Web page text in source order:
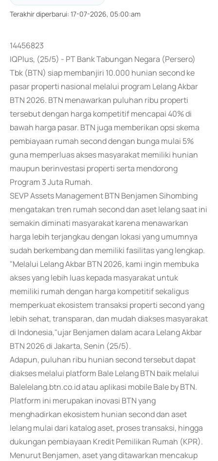
Terakhir diperbarui: 17-07-2026, 05:00:am
14456823
IQPlus, (25/5) - PT Bank Tabungan Negara (Persero)
Tbk (BTN) siap membanjiri 10.000 hunian second ke
pasar properti nasional melalui program Lelang Akbar
BTN 2026. BTN menawarkan puluhan ribu properti
tersebut dengan harga kompetitif mencapai 40% di
bawah harga pasar. BTN juga memberikan opsi skema
pembiayaan rumah second dengan bunga mulai 5%
guna memperluas akses masyarakat memiliki hunian
maupun berinvestasi properti serta mendorong
Program 3 Juta Rumah.
SEVP Assets Management BTN Benjamen Sihombing
mengatakan tren rumah second dan aset lelang saat ini
semakin diminati masyarakat karena menawarkan
harga lebih terjangkau dengan lokasi yang umumnya
sudah berkembang dan memiliki fasilitas yang lengkap.
"Melalui Lelang Akbar BTN 2026, kami ingin membuka
akses yang lebih luas kepada masyarakat untuk
memiliki rumah dengan harga kompetitif sekaligus
memperkuat ekosistem transaksi properti second yang
lebih sehat, transparan, dan mudah diakses masyarakat
di Indonesia,"ujar Benjamen dalam acara Lelang Akbar
BTN 2026 di Jakarta, Senin (25/5).
Adapun, puluhan ribu hunian second tersebut dapat
diakses melalui platform Bale Lelang BTN baik melalui
Balelelang.btn.co.id atau aplikasi mobile Bale by BTN.
Platform ini merupakan inovasi BTN yang
menghadirkan ekosistem hunian second dan aset
lelang mulai dari katalog aset, proses transaksi, hingga
dukungan pembiayaan Kredit Pemilikan Rumah (KPR).
Menurut Benjamen, aset yang ditawarkan mencakup